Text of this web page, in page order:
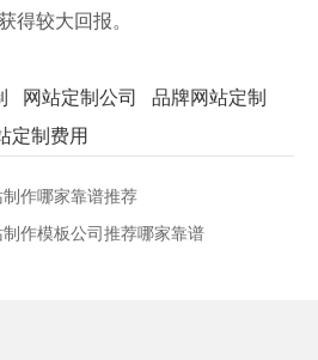
得较大回报。
网站定制公司
品牌网站定制
定制费用
作哪家靠谱推荐
作模板公司推荐哪家靠谱